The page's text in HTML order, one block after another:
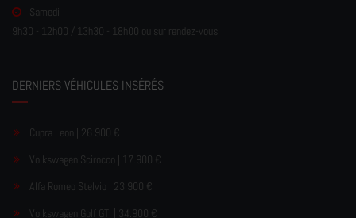
Samedi
9h30 - 12h00 / 13h30 - 18h00 ou sur rendez-vous
DERNIERS VÉHICULES INSÉRÉS
Cupra Leon | 26.900 €
Volkswagen Scirocco | 17.900 €
Alfa Romeo Stelvio | 23.900 €
Volkswagen Golf GTI | 34.900 €